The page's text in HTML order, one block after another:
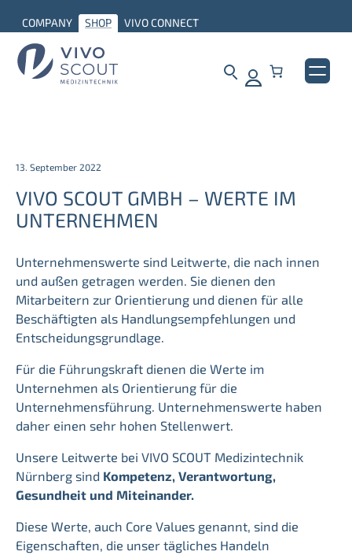
COMPANY SHOP VIVO CONNECT
13. September 2022
VIVO SCOUT GMBH – WERTE IM
UNTERNEHMEN
Unternehmenswerte sind Leitwerte, die nach innen
und außen getragen werden. Sie dienen den
Mitarbeitern zur Orientierung und dienen für alle
Beschäftigten als Handlungsempfehlungen und
Entscheidungsgrundlage.
Für die Führungskraft dienen die Werte im
Unternehmen als Orientierung für die
Unternehmensführung. Unternehmenswerte haben
daher einen sehr hohen Stellenwert.
Unsere Leitwerte bei VIVO SCOUT Medizintechnik
Nürnberg sind Kompetenz, Verantwortung,
Gesundheit und Miteinander.
Diese Werte, auch Core Values genannt, sind die
Eigenschaften, die unser tägliches Handeln